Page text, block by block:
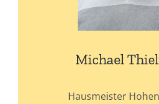
Michael
Hausmeister